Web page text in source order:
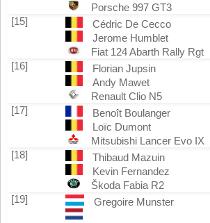
Porsche 997 GT3
[15]
Cédric De Cecco
Jerome Humblet
Fiat 124 Abarth Rally Rgt
[16]
Florian Jupsin
Andy Mawet
Renault Clio N5
[17]
Benoît Boulanger
Loïc Dumont
Mitsubishi Lancer Evo IX
[18]
Thibaud Mazuin
Kevin Fernandez
Škoda Fabia R2
[19]
Gregoire Munster